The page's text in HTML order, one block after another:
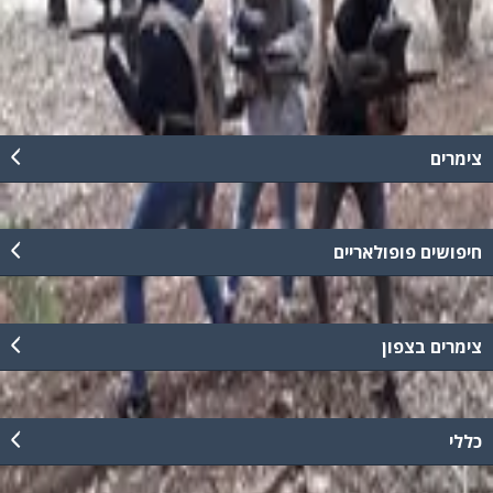
לחווייה ייחודית ומגבשת התגרום להקפצת האנדרנלין לרמות שלא
הכרתם!
קרא עוד
צימרים
חיפושים פופולאריים
צימרים בצפון
כללי